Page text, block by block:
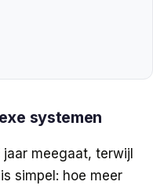
systemen
meegaat, terwijl
simpel: hoe meer